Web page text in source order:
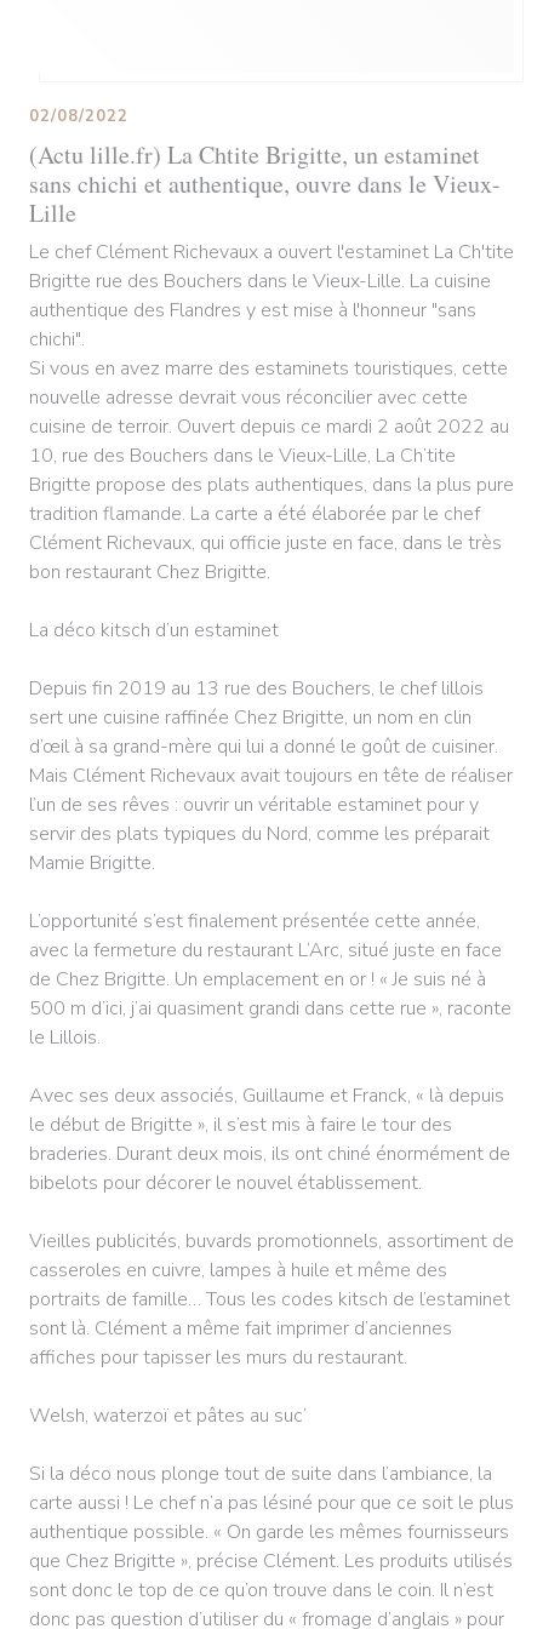
(Actu lille.fr) La Chtite Brigitte, un estaminet
sans chichi et authentique, ouvre dans le Vieux-
Lille
02/08/2022
Le chef Clément Richevaux a ouvert l'estaminet La Ch'tite
Brigitte rue des Bouchers dans le Vieux-Lille. La cuisine
authentique des Flandres y est mise à l'honneur "sans
chichi".
Si vous en avez marre des estaminets touristiques, cette
nouvelle adresse devrait vous réconcilier avec cette
cuisine de terroir. Ouvert depuis ce mardi 2 août 2022 au
10, rue des Bouchers dans le Vieux-Lille, La Ch’tite
Brigitte propose des plats authentiques, dans la plus pure
tradition flamande. La carte a été élaborée par le chef
Clément Richevaux, qui officie juste en face, dans le très
bon restaurant Chez Brigitte.
La déco kitsch d’un estaminet
Depuis fin 2019 au 13 rue des Bouchers, le chef lillois
sert une cuisine raffinée Chez Brigitte, un nom en clin
d’œil à sa grand-mère qui lui a donné le goût de cuisiner.
Mais Clément Richevaux avait toujours en tête de réaliser
l’un de ses rêves : ouvrir un véritable estaminet pour y
servir des plats typiques du Nord, comme les préparait
Mamie Brigitte.
L’opportunité s’est finalement présentée cette année,
avec la fermeture du restaurant L’Arc, situé juste en face
de Chez Brigitte. Un emplacement en or ! « Je suis né à
500 m d’ici, j’ai quasiment grandi dans cette rue », raconte
le Lillois.
Avec ses deux associés, Guillaume et Franck, « là depuis
le début de Brigitte », il s’est mis à faire le tour des
braderies. Durant deux mois, ils ont chiné énormément de
bibelots pour décorer le nouvel établissement.
Vieilles publicités, buvards promotionnels, assortiment de
casseroles en cuivre, lampes à huile et même des
portraits de famille… Tous les codes kitsch de l’estaminet
sont là. Clément a même fait imprimer d’anciennes
affiches pour tapisser les murs du restaurant.
Welsh, waterzoï et pâtes au suc’
Si la déco nous plonge tout de suite dans l’ambiance, la
carte aussi ! Le chef n’a pas lésiné pour que ce soit le plus
authentique possible. « On garde les mêmes fournisseurs
que Chez Brigitte », précise Clément. Les produits utilisés
sont donc le top de ce qu’on trouve dans le coin. Il n’est
donc pas question d’utiliser du « fromage d’anglais » pour